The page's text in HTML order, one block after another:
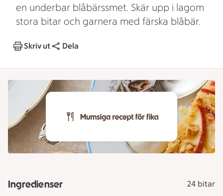
en underbar blåbärssmet. Skär upp i lagom
stora bitar och garnera med färska blåbär.
Skriv ut Dela
Ingredienser 24 bitar